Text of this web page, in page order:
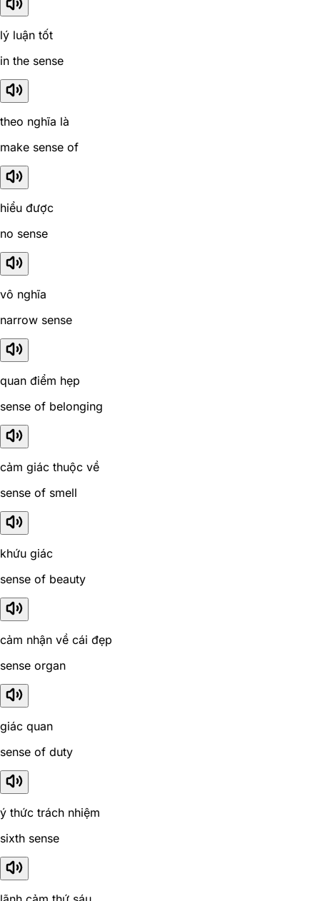
lý luận tốt
in the sense
theo nghĩa là
make sense of
hiểu được
no sense
vô nghĩa
narrow sense
quan điểm hẹp
sense of belonging
cảm giác thuộc về
sense of smell
khứu giác
sense of beauty
cảm nhận về cái đẹp
sense organ
giác quan
sense of duty
ý thức trách nhiệm
sixth sense